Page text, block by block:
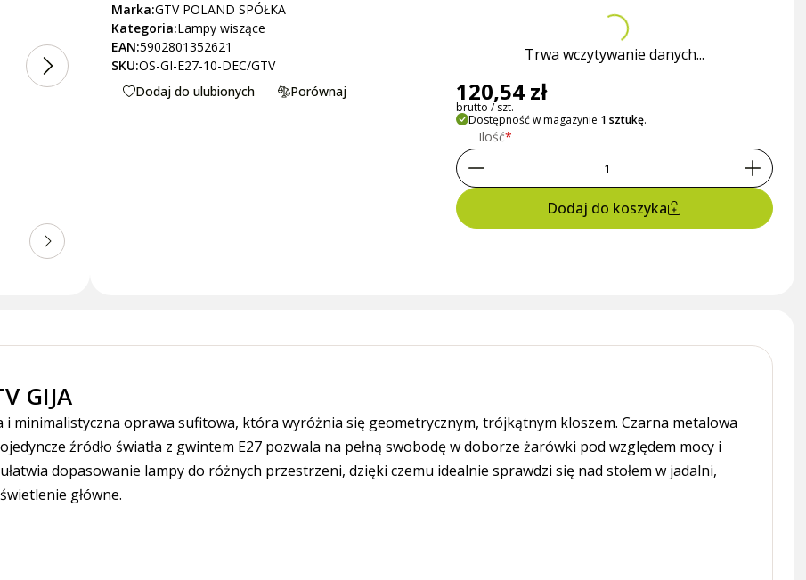
Marka:GTV POLAND SPÓŁKA
Kategoria:Lampy wiszące
EAN:5902801352621
SKU:OS-GI-E27-10-DEC/GTV
Dodaj do ulubionych
Porównaj
Trwa wczytywanie danych...
120,54 zł
brutto / szt.
Dostępność w magazynie 1 sztukę.
Ilość
Dodaj do koszyka
GIJA
i minimalistyczna oprawa sufitowa, która wyróżnia się geometrycznym, trójkątnym kloszem. Czarna metalowa
źródło światła z gwintem E27 pozwala na pełną swobodę w doborze żarówki pod względem mocy i
dopasowanie lampy do różnych przestrzeni, dzięki czemu idealnie sprawdzi się nad stołem w jadalni,
główne.